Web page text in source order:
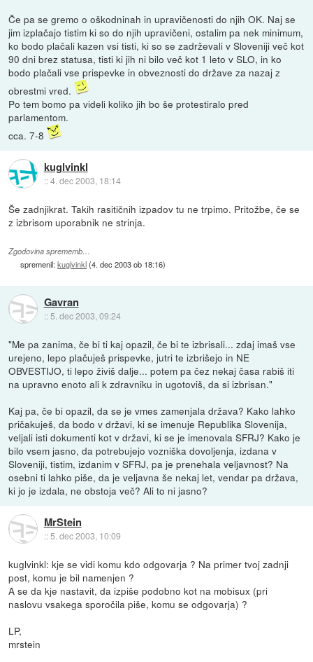
Če pa se gremo o oškodninah in upravičenosti do njih OK. Naj se
jim izplačajo tistim ki so do njih upravičeni, ostalim pa nek minimum,
ko bodo plačali kazen vsi tisti, ki so se zadrževali v Sloveniji več kot
90 dni brez statusa, tisti ki jih ni bilo več kot 1 leto v SLO, in ko
bodo plačali vse prispevke in obveznosti do države za nazaj z
obrestmi vred.
Po tem bomo pa videli koliko jih bo še protestiralo pred
parlamentom.
cca. 7-8
kuglvinkl
::4. dec 2003, 18:14
Še zadnjikrat. Takih rasitičnih izpadov tu ne trpimo. Pritožbe, če se
z izbrisom uporabnik ne strinja.
Zgodovina sprememb…
spremenil:kuglvinkl(4. dec 2003 ob 18:16)
Gavran
:: 5. dec 2003, 09:24
"Me pa zanima, če bi ti kaj opazil, če bi te izbrisali... zdaj imaš vse
urejeno, lepo plačuješ prispevke, jutri te izbrišejo in NE
OBVESTIJO, ti lepo živiš dalje... potem pa čez nekaj časa rabiš iti
na upravno enoto ali k zdravniku in ugotoviš, da si izbrisan."
Kaj pa, če bi opazil, da se je vmes zamenjala država? Kako lahko
pričakuješ, da bodo v državi, ki se imenuje Republika Slovenija,
veljali isti dokumenti kot v državi, ki se je imenovala SFRJ? Kako je
bilo vsem jasno, da potrebujejo vozniška dovoljenja, izdana v
Sloveniji, tistim, izdanim v SFRJ, pa je prenehala veljavnost? Na
osebni ti lahko piše, da je veljavna še nekaj let, vendar pa država,
ki jo je izdala, ne obstoja več? Ali to ni jasno?
MrStein
::5. dec 2003, 10:09
kuglvinkl: kje se vidi komu kdo odgovarja ? Na primer tvoj zadnji
post, komu je bil namenjen ?
A se da kje nastavit, da izpiše podobno kot na mobisux (pri
naslovu vsakega sporočila piše, komu se odgovarja) ?
LP,
mrstein